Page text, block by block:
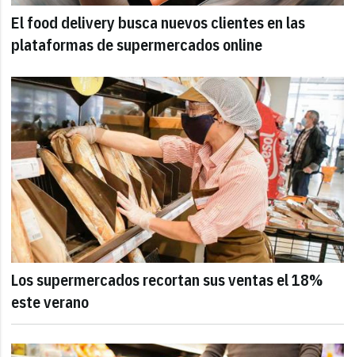
El food delivery busca nuevos clientes en las
plataformas de supermercados online
Los supermercados recortan sus ventas el 18%
este verano